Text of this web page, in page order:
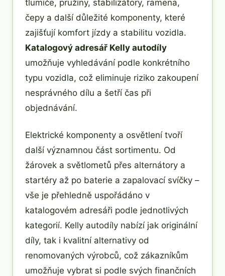
tlumiče, pružiny, stabilizátory, ramena,
čepy a další důležité komponenty, které
zajišťují komfort jízdy a stabilitu vozidla.
Katalogový adresář Kelly autodíly
umožňuje vyhledávání podle konkrétního
typu vozidla, což eliminuje riziko zakoupení
nesprávného dílu a šetří čas při
objednávání.
Elektrické komponenty a osvětlení tvoří
další významnou část sortimentu. Od
žárovek a světlometů přes alternátory a
startéry až po baterie a zapalovací svíčky –
vše je přehledně uspořádáno v
katalogovém adresáři podle jednotlivých
kategorií. Kelly autodíly nabízí jak originální
díly, tak i kvalitní alternativy od
renomovaných výrobců, což zákazníkům
umožňuje vybrat si podle svých finančních